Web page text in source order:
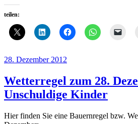
teilen:
Veröffentlicht
28. Dezember 2012
Wetterregel zum 28.
Unschuldige Kinder
Hier finden Sie eine Bauernregel bzw.